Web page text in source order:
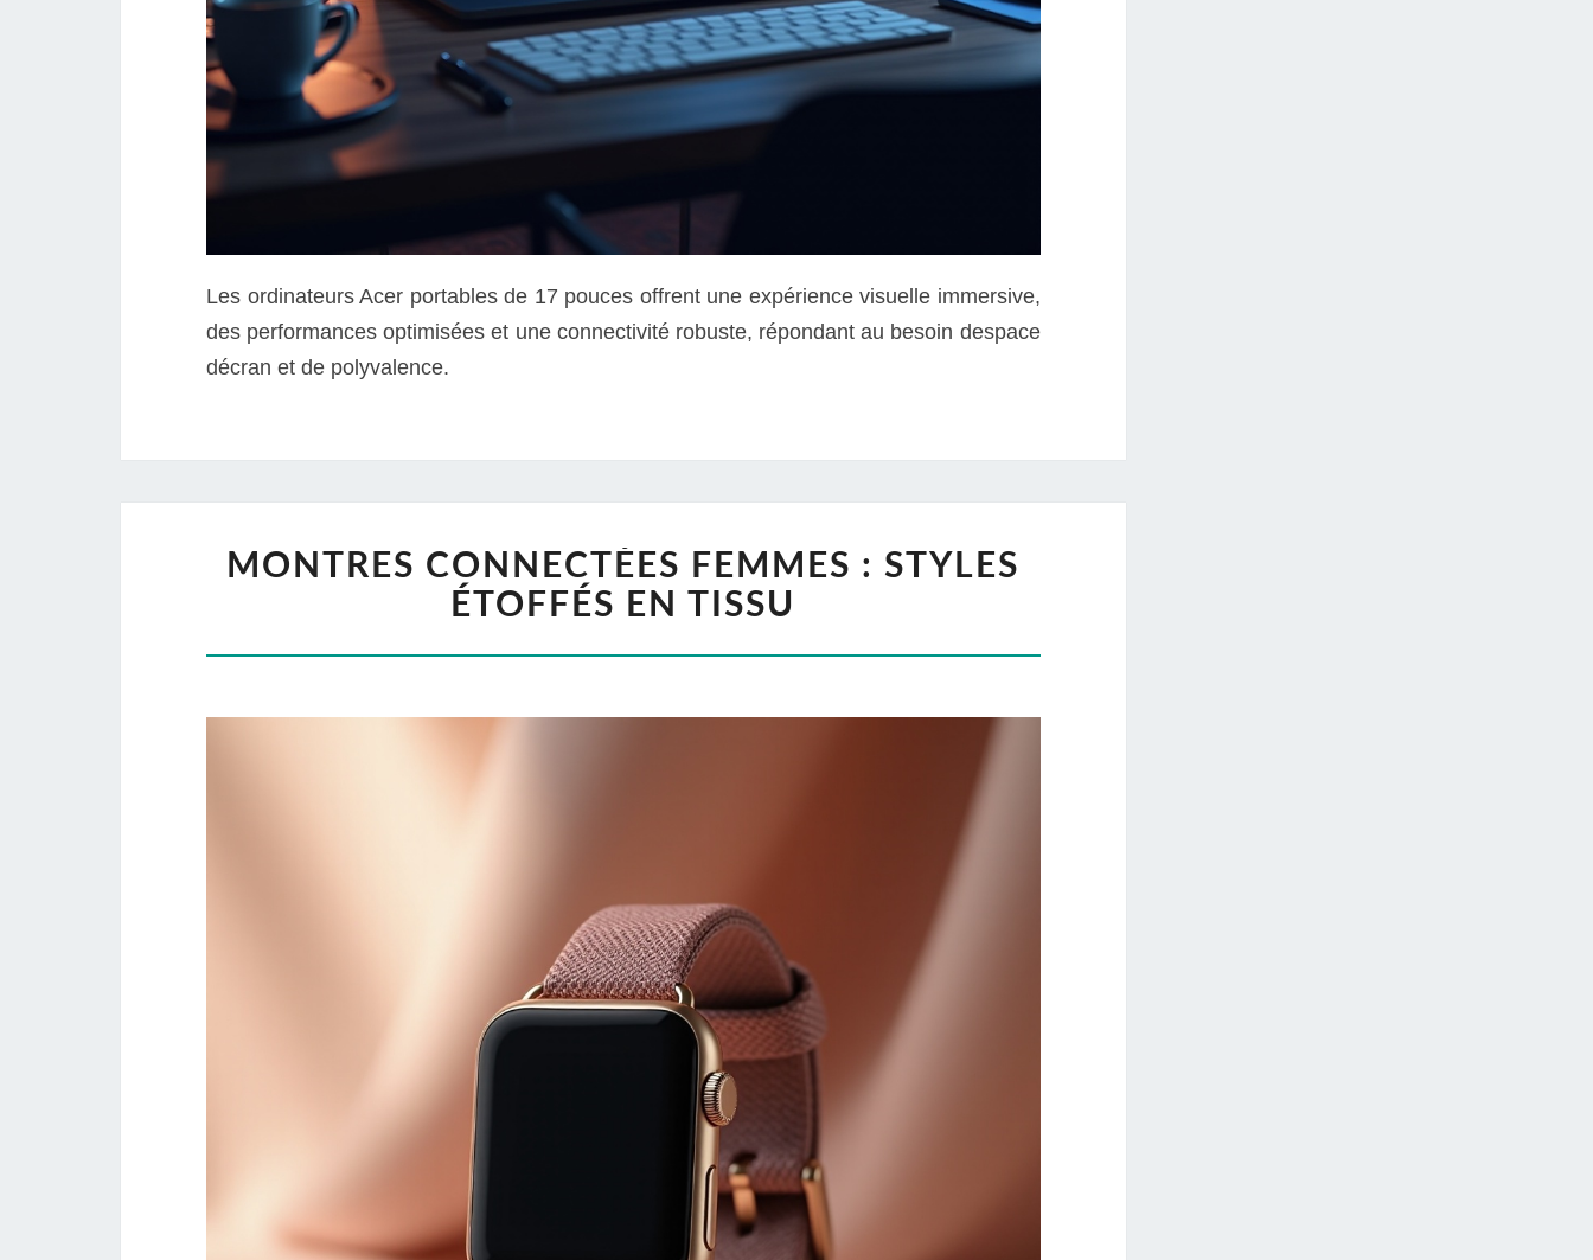
Les ordinateurs Acer portables de 17 pouces offrent une expérience visuelle immersive,
des performances optimisées et une connectivité robuste, répondant au besoin despace
décran et de polyvalence.
MONTRES CONNECTÉES FEMMES : STYLES
ÉTOFFÉS EN TISSU